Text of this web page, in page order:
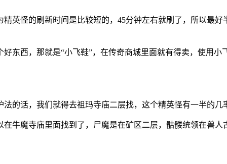
英怪的刷新时间是比较短的，45分钟左右就刷了，所以最
东西，那就是“小飞鞋”，在传奇商城里面就有得卖，使用
的话，我们就得去祖玛寺庙二层找，这个精英怪有一半的
牛魔寺庙里面找到了，尸魔是在矿区二层，骷髅统领在兽人